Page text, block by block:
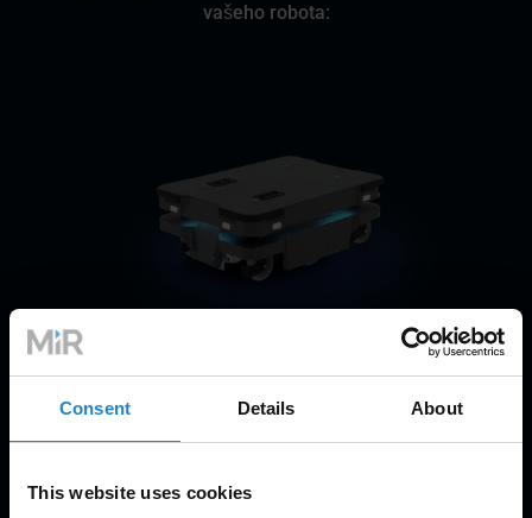
Consent Details About
This website uses cookies
vašeho robota:
MiR250
250kg payload